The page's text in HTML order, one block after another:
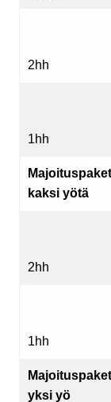
2hh
1hh
kaksi yötä
2hh
1hh
yksi yö